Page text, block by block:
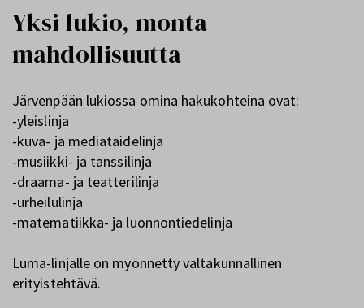
Yksi lukio, monta
mahdollisuutta
Järvenpään lukiossa omina hakukohteina ovat:
-yleislinja
-kuva- ja mediataidelinja
-musiikki- ja tanssilinja
-draama- ja teatterilinja
-urheilulinja
-matematiikka- ja luonnontiedelinja
Luma-linjalle on myönnetty valtakunnallinen
erityistehtävä.